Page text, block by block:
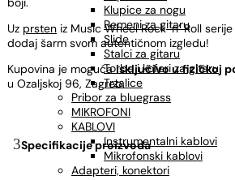
Klupice za nogu
Remeni za gitaru
Slide
Stalci za gitaru
Torbe i koferi za gitaru
Trzalice
Pribor za bluegrass
MIKROFONI
KABLOVI
Instrumentalni kablovi
Mikrofonski kablovi
Adapteri, konektori
Uz prsten iz Music Wheel Rock ‘n’ Roll
dodaj šarm svom autentičnom izgledu!
Kupovina je mogućaisključivo u fizičkoj
u Ozaljskoj 96, Zagreb.
Specifikacije proizvoda